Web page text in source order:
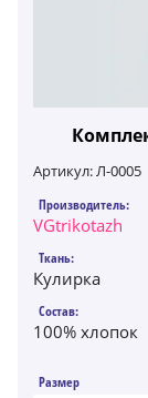
Артикул:Л-0005
Производитель:
VGtrikotazh
Ткань:
Кулирка
Состав:
100% хлопок
Размер